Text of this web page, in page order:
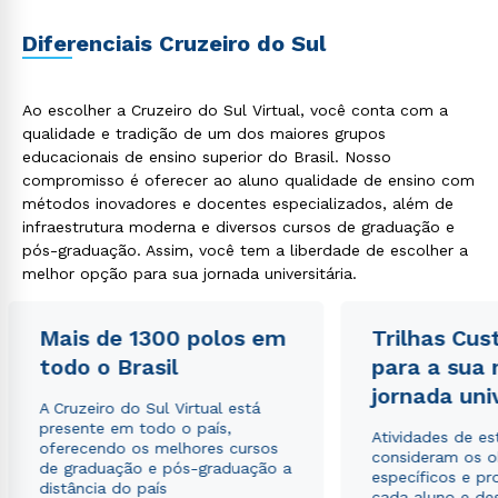
Diferenciais Cruzeiro do Sul
Ao escolher a Cruzeiro do Sul Virtual, você conta com a
qualidade e tradição de um dos maiores grupos
educacionais de ensino superior do Brasil. Nosso
compromisso é oferecer ao aluno qualidade de ensino com
métodos inovadores e docentes especializados, além de
infraestrutura moderna e diversos cursos de graduação e
pós-graduação. Assim, você tem a liberdade de escolher a
melhor opção para sua jornada universitária.
Mais de 1300 polos em
todo o Brasil
A Cruzeiro do Sul Virtual está
presente em todo o país,
oferecendo os melhores cursos
de graduação e pós-graduação a
distância do país
Trilhas
para a sua
jornada
Atividades de
consideram os
específicos e
Estou de acordo com aPolítica de Privacidade.e
autorizo que meus dados sejam utilizados para o
envio de conteúdos da Cruzeiro do Sul.